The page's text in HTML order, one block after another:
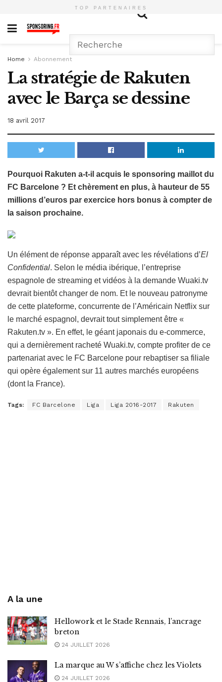
TOP PARTENAIRES
Home Abonnement
La stratégie de Rakuten
avec le Barça se dessine
18 avril 2017
Pourquoi Rakuten a-t-il acquis le sponsoring maillot du
FC Barcelone ? Et chèrement en plus, à hauteur de 55
millions d’euros par exercice hors bonus à compter de
la saison prochaine.
Un élément de réponse apparaît avec les révélations d’El
Confidential. Selon le média ibérique, l’entreprise
espagnole de streaming et vidéos à la demande Wuaki.tv
devrait bientôt changer de nom. Et le nouveau patronyme
de cette plateforme, concurrente de l’Américain Netflix sur
le marché espagnol, devrait tout simplement être «
Rakuten.tv ». En effet, le géant japonais du e-commerce,
qui a dernièrement racheté Wuaki.tv, compte profiter de ce
partenariat avec le FC Barcelone pour rebaptiser sa filiale
qui opère également sur 11 autres marchés européens
(dont la France).
Tags: FC Barcelone Liga Liga 2016-2017 Rakuten
A la une
Hellowork et le Stade Rennais, l’ancrage
breton
24 JUILLET 2026
La marque au W s’affiche chez les Violets
24 JUILLET 2026